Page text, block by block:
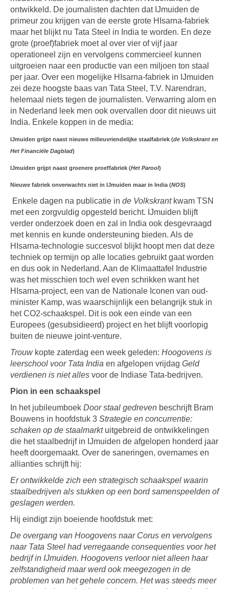
ontwikkeld. De journalisten dachten dat IJmuiden de
primeur zou krijgen van de eerste grote HIsarna-fabriek
maar het blijkt nu Tata Steel in India te worden. En deze
grote (proef)fabriek moet al over vier of vijf jaar
operationeel zijn en vervolgens commercieel kunnen
uitgroeien naar een productie van een miljoen ton staal
per jaar. Over een mogelijke HIsarna-fabriek in IJmuiden
zei deze hoogste baas van Tata Steel, T.V. Narendran,
helemaal niets tegen de journalisten. Verwarring alom en
in Nederland leek men ook overvallen door dit nieuws uit
India. Enkele koppen in de media:
IJmuiden grijpt naast nieuwe milieuvriendelijke staalfabriek (de Volkskrant en
Het Financiële Dagblad)
IJmuiden grijpt naast groenere proeffabriek (Het Parool)
Nieuwe fabriek onverwachts niet in IJmuiden maar in India (NOS)
Enkele dagen na publicatie in de Volkskrantkwam TSN
met een zorgvuldig opgesteld bericht. IJmuiden blijft
verder onderzoek doen en zal in India ook desgevraagd
met kennis en kunde ondersteuning bieden. Als de
HIsarna-technologie succesvol blijkt hoopt men dat deze
techniek op termijn op alle locaties gebruikt gaat worden
en dus ook in Nederland. Aan de Klimaattafel Industrie
was het misschien toch wel even schrikken want het
HIsarna-project, een van de Nationale Iconen van oud-
minister Kamp, was waarschijnlijk een belangrijk stuk in
het CO2-schaakspel. Dit is ook een einde van een
Europees (gesubsidieerd) project en het blijft voorlopig
buiten de nieuwe joint-venture.
Trouwkopte zaterdag een week geleden: Hoogovens is
leerschool voor Tata India en afgelopen vrijdag Geld
verdienen is niet alles voor de Indiase Tata-bedrijven.
Pion in een schaakspel
In het jubileumboek Door staal gedreven beschrijft Bram
Bouwens in hoofdstuk 3 Strategie en concurrentie:
schaken op de staalmarktuitgebreid de ontwikkelingen
die het staalbedrijf in IJmuiden de afgelopen honderd jaar
heeft doorgemaakt. Over de saneringen, overnames en
allianties schrijft hij:
Er ontwikkelde zich een strategisch schaakspel waarin
staalbedrijven als stukken op een bord samenspeelden of
geslagen werden.
Hij eindigt zijn boeiende hoofdstuk met:
De overgang van Hoogovens naar Corus en vervolgens
naar Tata Steel had verregaande consequenties voor het
bedrijf in IJmuiden. Hoogovens verloor niet alleen haar
zelfstandigheid maar werd ook meegezogen in de
problemen van het gehele concern. Het was steeds meer